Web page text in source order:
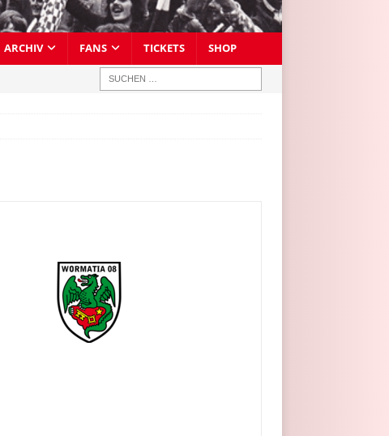
ARCHIV FANS TICKETS SHOP